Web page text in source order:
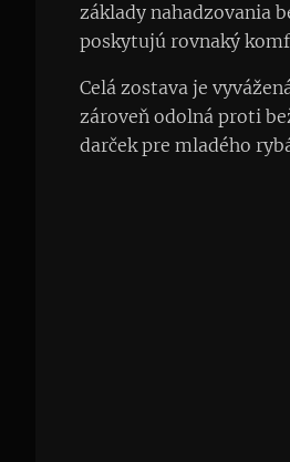
základy nahadzovania
poskytujú rovnaký
Celá zostava je
zároveň odolná proti
darček pre mladého